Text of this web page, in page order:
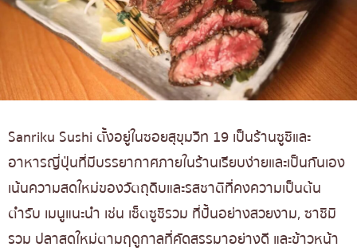
Sanriku Sushi ตั้งอยู่ในซอยสุขุมวิท 19 เป็นร้านซูชิและ
อาหารญี่ปุ่นที่มีบรรยากาศภายในร้านเรียบง่ายและเป็นกันเอง
เน้นความสดใหม่ของวัตถุดิบและรสชาติที่คงความเป็นต้น
ตำรับ เมนูแนะนำ เช่น เซ็ตซูชิรวม ที่ปั้นอย่างสวยงาม, ซาชิมิ
รวม ปลาสดใหม่ตามฤดูกาลที่คัดสรรมาอย่างดี และข้าวหน้า